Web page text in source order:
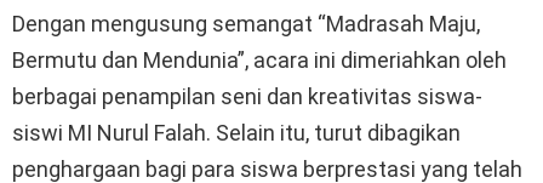
Dengan mengusung semangat “Madrasah Maju,
Bermutu dan Mendunia”, acara ini dimeriahkan oleh
berbagai penampilan seni dan kreativitas siswa-
siswi MI Nurul Falah. Selain itu, turut dibagikan
penghargaan bagi para siswa berprestasi yang telah